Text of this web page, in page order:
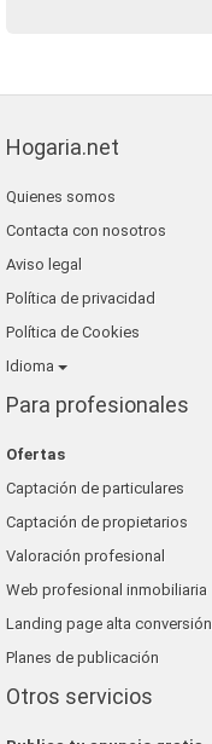
Hogaria.net
Quienes somos
Contacta con nosotros
Aviso legal
Política de privacidad
Política de Cookies
Idioma
Para profesionales
Ofertas
Captación de particulares
Captación de propietarios
Valoración profesional
Web profesional inmobiliaria
Landing page alta conversión
Planes de publicación
Otros servicios